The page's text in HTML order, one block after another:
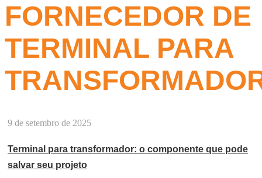
FORNECEDOR DE
TERMINAL PARA
9 de setembro de 2025
Terminal para transformador: o componente que pode
salvar seu projeto